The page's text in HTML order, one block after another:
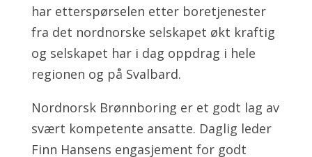
har etterspørselen etter boretjenester
fra det nordnorske selskapet økt kraftig
og selskapet har i dag oppdrag i hele
regionen og på Svalbard.
Nordnorsk Brønnboring er et godt lag av
svært kompetente ansatte. Daglig leder
Finn Hansens engasjement for godt